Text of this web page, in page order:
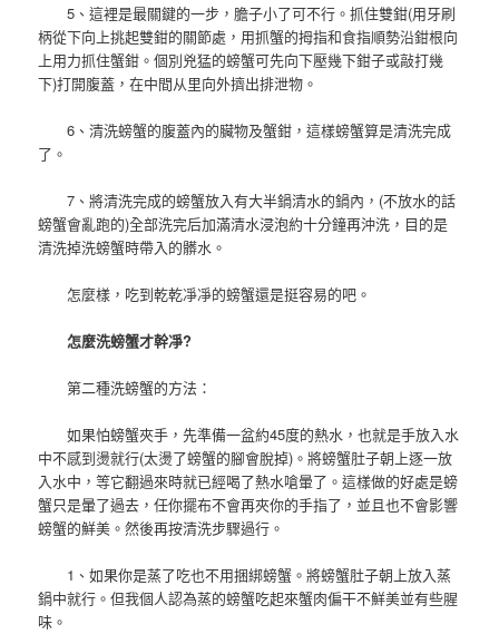
5、這裡是最關鍵的一步，膽子小了可不行。抓住雙鉗(用牙刷
柄從下向上挑起雙鉗的關節處，用抓蟹的拇指和食指順勢沿鉗根向
上用力抓住蟹鉗。個別兇猛的螃蟹可先向下壓幾下鉗子或敲打幾
下)打開腹蓋，在中間从里向外擠出排泄物。
6、清洗螃蟹的腹蓋內的臟物及蟹鉗，這樣螃蟹算是清洗完成
了。
7、將清洗完成的螃蟹放入有大半鍋清水的鍋內，(不放水的話
螃蟹會亂跑的)全部洗完后加滿清水浸泡約十分鐘再沖洗，目的是
清洗掉洗螃蟹時帶入的髒水。
怎麼樣，吃到乾乾凈凈的螃蟹還是挺容易的吧。
怎麼洗螃蟹才幹凈?
第二種洗螃蟹的方法：
如果怕螃蟹夾手，先準備一盆約45度的熱水，也就是手放入水
中不感到燙就行(太燙了螃蟹的腳會脫掉)。將螃蟹肚子朝上逐一放
入水中，等它翻過來時就已經喝了熱水嗆暈了。這樣做的好處是螃
蟹只是暈了過去，任你擺布不會再夾你的手指了，並且也不會影響
螃蟹的鮮美。然後再按清洗步驟過行。
1、如果你是蒸了吃也不用捆綁螃蟹。將螃蟹肚子朝上放入蒸
鍋中就行。但我個人認為蒸的螃蟹吃起來蟹肉偏干不鮮美並有些腥
味。